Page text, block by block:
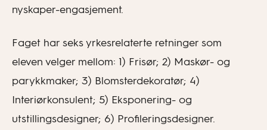
nyskaper-engasjement.
Faget har seks yrkesrelaterte retninger som
eleven velger mellom: 1) Frisør; 2) Maskør- og
parykkmaker; 3) Blomsterdekoratør; 4)
Interiørkonsulent; 5) Eksponering- og
utstillingsdesigner; 6) Profileringsdesigner.